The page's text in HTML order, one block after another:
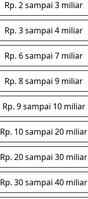
Rp. 2 sampai 3 miliar
Rp. 3 sampai 4 miliar
Rp. 6 sampai 7 miliar
Rp. 8 sampai 9 miliar
Rp. 9 sampai 10 miliar
Rp. 10 sampai 20 miliar
Rp. 20 sampai 30 miliar
Rp. 30 sampai 40 miliar